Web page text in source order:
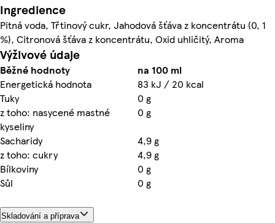
Ingredience
Pitná voda, Třtinový cukr, Jahodová šťáva z koncentrátu (0, 1
%), Citronová šťáva z koncentrátu, Oxid uhličitý, Aroma
Výživové údaje
Běžné hodnoty
na 100 ml
Energetická hodnota
83 kJ / 20 kcal
Tuky
0 g
z toho: nasycené mastné
kyseliny
0 g
Sacharidy
4,9 g
z toho: cukry
4,9 g
Bílkoviny
0 g
Sůl
0 g
Skladování a příprava